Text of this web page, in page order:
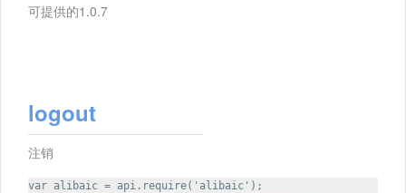
可提供的1.0.7
logout
注销
var alibaic = api.require('alibaic');